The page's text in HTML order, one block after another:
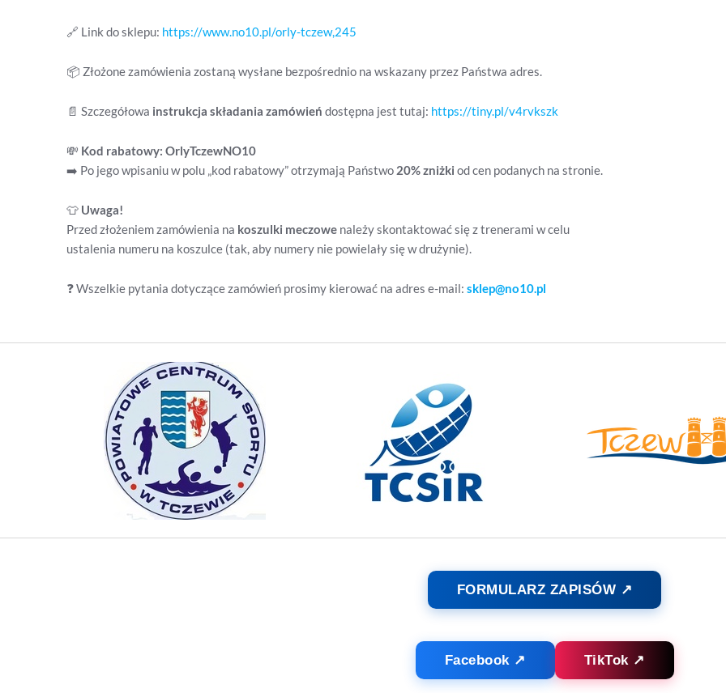
🔗 Link do sklepu: https://www.no10.pl/orly-tczew,245
📦 Złożone zamówienia zostaną wysłane bezpośrednio na wskazany przez Państwa adres.
📄 Szczegółowa instrukcja składania zamówień dostępna jest tutaj: https://tiny.pl/v4rvkszk
💸 Kod rabatowy: OrlyTczewNO10
➡️ Po jego wpisaniu w polu „kod rabatowy” otrzymają Państwo 20% zniżki od cen podanych na stronie.
👕 Uwaga!
Przed złożeniem zamówienia na koszulki meczowe należy skontaktować się z trenerami w celu
ustalenia numeru na koszulce (tak, aby numery nie powielały się w drużynie).
❓ Wszelkie pytania dotyczące zamówień prosimy kierować na adres e-mail: sklep@no10.pl
FORMULARZ ZAPISÓW ↗
Facebook ↗ TikTok ↗